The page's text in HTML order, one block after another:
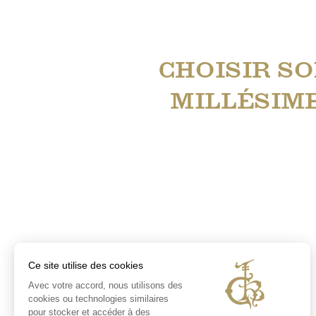
Ce site utilise des cookies
Avec votre accord, nous utilisons des
cookies ou technologies similaires
pour stocker et accéder à des
CHOISIR